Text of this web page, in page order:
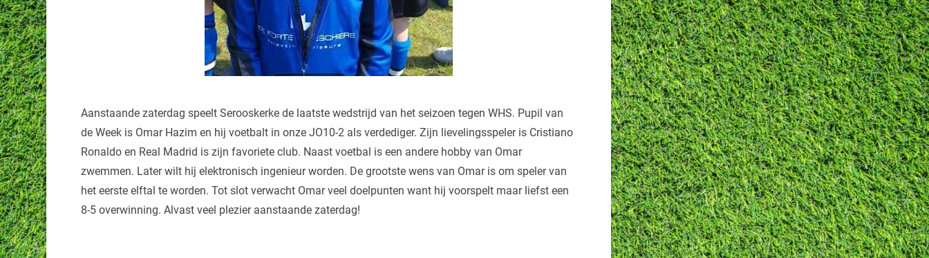
Aanstaande zaterdag speelt Serooskerke de laatste wedstrijd van het seizoen tegen WHS. Pupil van
de Week is Omar Hazim en hij voetbalt in onze JO10-2 als verdediger. Zijn lievelingsspeler is Cristiano
Ronaldo en Real Madrid is zijn favoriete club. Naast voetbal is een andere hobby van Omar
zwemmen. Later wilt hij elektronisch ingenieur worden. De grootste wens van Omar is om speler van
het eerste elftal te worden. Tot slot verwacht Omar veel doelpunten want hij voorspelt maar liefst een
8-5 overwinning. Alvast veel plezier aanstaande zaterdag!